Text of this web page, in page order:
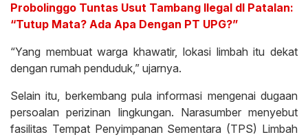
Probolinggo Tuntas Usut Tambang Ilegal dI Patalan:
“Tutup Mata? Ada Apa Dengan PT UPG?”
“Yang membuat warga khawatir, lokasi limbah itu dekat
dengan rumah penduduk,” ujarnya.
Selain itu, berkembang pula informasi mengenai dugaan
persoalan perizinan lingkungan. Narasumber menyebut
fasilitas Tempat Penyimpanan Sementara (TPS) Limbah